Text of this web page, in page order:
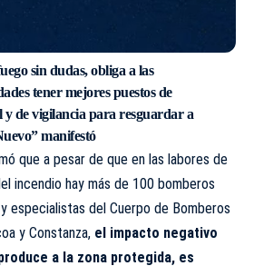
sin dudas, obliga a las
tener mejores puestos de
y de vigilancia para resguardar a
manifestó
que a pesar de que en las labores de
incendio hay más de 100 bomberos
especialistas del Cuerpo de Bomberos
y Constanza, el impacto negativo
a la zona protegida, es